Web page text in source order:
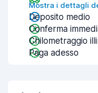
Mostra i dettagli
Deposito medio
Conferma
Chilometraggio
Paga adesso